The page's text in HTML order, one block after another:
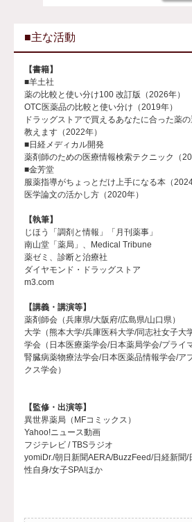
■主な活動
【書籍】
■羊土社
薬の比較と使い分け100 改訂版（2026年）
OTC医薬品の比較と使い分け（2019年）
ドラッグストアで買えるあなたに合った薬
教えます（2022年）
■日経メディカル開発
薬剤師のための医療情報検索テクニック（
■金芳堂
服薬指導がちょっとだけ上手になる本（2024
医学論文の活かし方（2020年）
【執筆】
じほう「調剤と情報」「月刊薬事」
南山堂「薬局」、Medical Tribune
薬ゼミ、診断と治療社
ダイヤモンド・ドラッグストア
m3.com
【講義・講演等】
薬剤師会（兵庫県/大阪府/広島県/山口県）
大学（熊本大学/兵庫医科大学/同志社女子大
学会（日本医療薬学会/日本薬局学会/プライ
腎臓病薬物療法学会/日本医薬品情報学会/ア
クス学会）
【監修・出演等】
異世界薬局（MFコミックス）
Yahoo!ニュース動画
フジテレビ / TBSラジオ
yomiDr./朝日新聞AERA/BuzzFeed/日経新聞/
性自身/女子SPA!ほか